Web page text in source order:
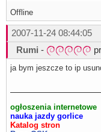
Offline
2007-11-24 08:44:05
Rumi -
ja bym jeszcze to ip
ogłoszenia internetowe
nauka jazdy gorlice
Katalog stron